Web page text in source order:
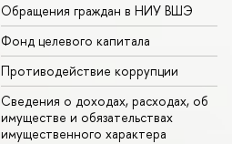
Обращения граждан в НИУ ВШЭ
Фонд целевого капитала
Противодействие коррупции
Сведения о доходах, расходах, об
имуществе и обязательствах
имущественного характера